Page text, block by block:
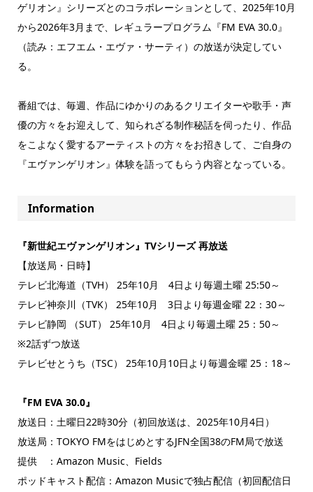
ゲリオン』シリーズとのコラボレーションとして、2025年10月
から2026年3月まで、レギュラープログラム『FM EVA 30.0』
（読み：エフエム・エヴァ・サーティ）の放送が決定してい
る。
番組では、毎週、作品にゆかりのあるクリエイターや歌手・声
優の方々をお迎えして、知られざる制作秘話を伺ったり、作品
をこよなく愛するアーティストの方々をお招きして、ご自身の
『エヴァンゲリオン』体験を語ってもらう内容となっている。
Information
『新世紀エヴァンゲリオン』TVシリーズ 再放送
【放送局・日時】
テレビ北海道（TVH） 25年10月 4日より毎週土曜 25:50～
テレビ神奈川（TVK） 25年10月 3日より毎週金曜 22：30～
テレビ静岡 （SUT） 25年10月 4日より毎週土曜 25：50～
※2話ずつ放送
テレビせとうち（TSC） 25年10月10日より毎週金曜 25：18～
『FM EVA 30.0』
放送日：土曜日22時30分（初回放送は、2025年10月4日）
放送局：TOKYO FMをはじめとするJFN全国38のFM局で放送
提供 ：Amazon Music、Fields
ポッドキャスト配信：Amazon Musicで独占配信（初回配信日